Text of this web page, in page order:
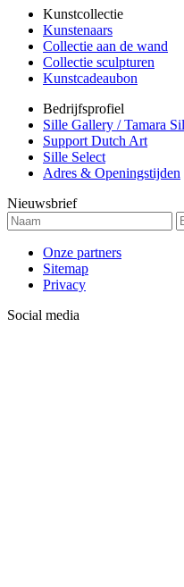
Kunstcollectie
Kunstenaars
Collectie aan de wand
Collectie sculpturen
Kunstcadeaubon
Bedrijfsprofiel
Sille Gallery / Tamara
Support Dutch Art
Sille Select
Adres & Openingstijden
Nieuwsbrief
Onze partners
Sitemap
Privacy
Social media